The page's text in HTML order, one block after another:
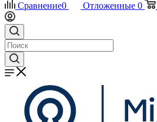
Сравнение0 Отложенные 0